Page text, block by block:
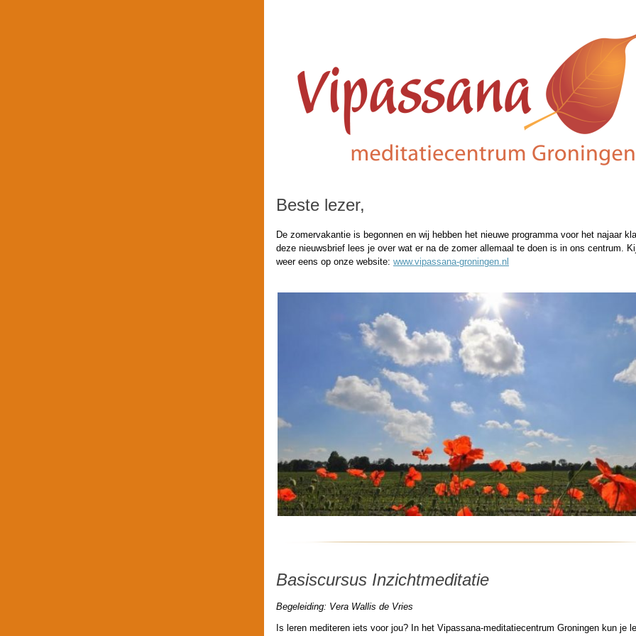
Beste lezer,
De zomervakantie is begonnen en wij hebben het nieuwe programma voor het najaar
deze nieuwsbrief lees je over wat er na de zomer allemaal te doen is in ons centrum.
weer eens op onze website: www.vipassana-groningen.nl
Basiscursus Inzichtmeditatie
Begeleiding: Vera Wallis de Vries
Is leren mediteren iets voor jou? In het Vipassana-meditatiecentrum Groningen kun je